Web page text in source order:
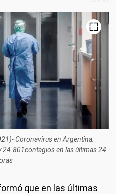
Coronavirus en Argentina:
en las últimas 24
que en las últimas